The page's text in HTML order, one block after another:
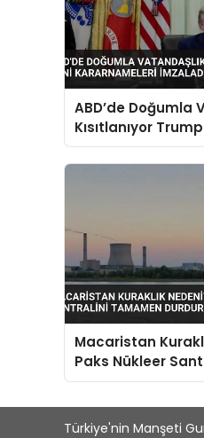
ABD’de Doğumla
Kısıtlanıyor
Kararnameleri
Macaristan
Paks Nükleer
Tamamen
Türkiye'nin Manşeti